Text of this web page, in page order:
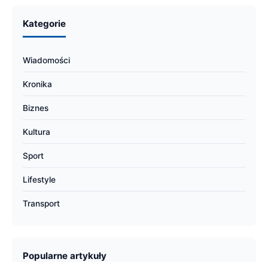
Kategorie
Wiadomości
Kronika
Biznes
Kultura
Sport
Lifestyle
Transport
Popularne artykuły